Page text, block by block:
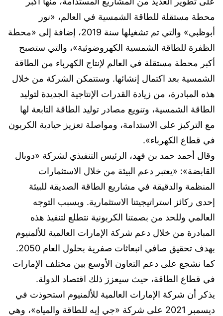
محطة مستقلة للطاقة الشمسية في العالم، «نور
أبوظبي» والتي تم تشغيلها سنة 2019، إضافة إلى «محطة
الظفرة للطاقة الشمسية الكهروضوئية»، والتي ستصبح
أكبر محطة مستقلة في العالم لإنتاج الكهرباء من الطاقة
الشمسية بعد اكتمال إنشائها. وستتمكن الشركة من خلال
هذه المبادرة، من زيادة القدرات الإنتاجية الجديدة لتوليد
الطاقة الشمسية، وتنويع مصادر توليد الطاقة التابعة لها
مع التركيز على الاستدامة، ومواصلة تعزيز حيادية الكربون
في قطاع الكهرباء».
وقال أحمد حمد بن فهد، الرئيس التنفيذي لشركة «دوبال
القابضة»: «يعتبر دعم البيئة من خلال الاستثمارات
المنظمة والدقيقة في مشاريع الطاقة الصديقة للبيئة
إحدى ركائز استراتيجيتنا الاستثمارية. وبسبب التوجه
العالمي وللحد من بصمتنا الكربونية نتطلع لتنفيذ هذه
المبادرة من خلال دعم شركة الإمارات العالمية للألمنيوم
بهدف تحقيق صافي انبعاثات صفرية بحلول العام 2050.
كما نشجع على دعم التعاون الأوسع بين مختلف الإمارات
في قطاع الطاقة، حيث سيعزز ذلك اقتصاد الدولة.
يذكر أن شركة الإمارات العالمية للألمنيوم استحوذت في
ديسمبر 2021 على شركة «جي إيه للطاقة والمياه»، وهي